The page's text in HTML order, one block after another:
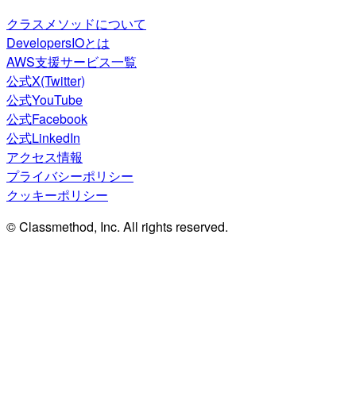
クラスメソッドについて
DevelopersIOとは
AWS支援サービス一覧
公式X(Twitter)
公式YouTube
公式Facebook
公式LinkedIn
アクセス情報
プライバシーポリシー
クッキーポリシー
© Classmethod, Inc. All rights reserved.